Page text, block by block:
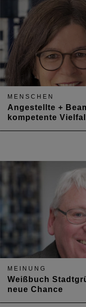
Architektenblattes
MENSCHEN
Angestellte +
kompetente
Architektenblattes
Frage nach: In
arbeiten eigentlich die
angestellten und
Kammermitglieder?
MEINUNG
Weißbuch
neue Chance